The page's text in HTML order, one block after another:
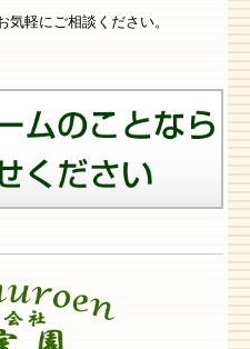
軽にご相談ください。